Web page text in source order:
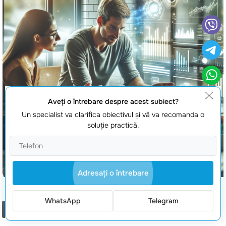
web design ieftin
Aveţi o întrebare despre acest subiect?
Un specialist va clarifica obiectivul şi vă va recomanda o
soluţie practică.
Adresaţi o întrebare
WhatsApp Telegram
Comanda un apel